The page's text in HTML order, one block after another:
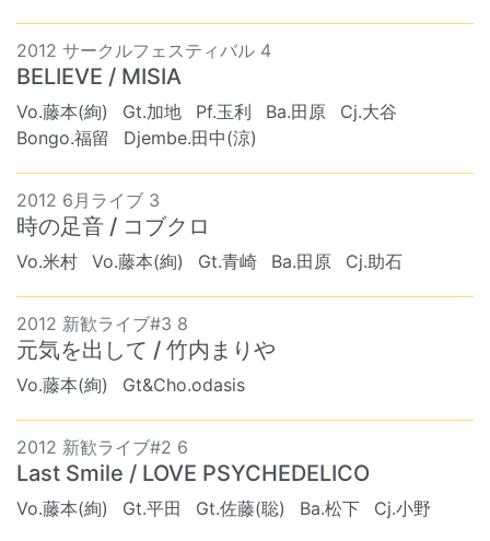
2012 サークルフェスティバル 4
BELIEVE / MISIA
Vo.藤本(絢) Gt.加地 Pf.玉利 Ba.田原
Cj.大谷
Bongo.福留
Djembe.田中(涼)
2012 6月ライブ 3
時の足音 / コブクロ
Vo.米村 Vo.藤本(絢) Gt.青崎 Ba.田原 Cj.助石
2012 新歓ライブ#3 8
元気を出して / 竹内まりや
Vo.藤本(絢) Gt&Cho.odasis
2012 新歓ライブ#2 6
Last Smile / LOVE PSYCHEDELICO
Vo.藤本(絢) Gt.平田 Gt.佐藤(聡) Ba.松下 Cj.小野